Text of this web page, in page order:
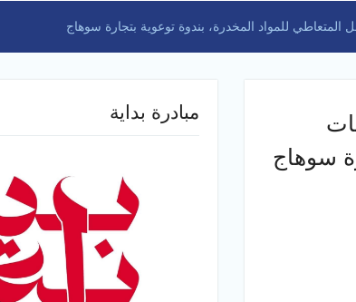
المتعاطي للمواد المخدرة، بندوة توعوية بتجارة سوهاج
سوهاج
مبادرة بداية